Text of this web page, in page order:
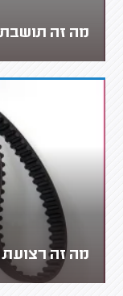
מה זה
מה זה רצועת